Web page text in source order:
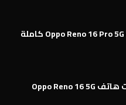
مواصفات وميزات هاتف Oppo Reno 16 5G